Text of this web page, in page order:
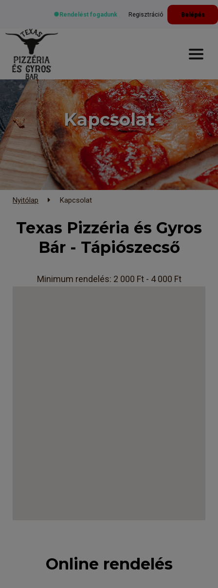
Rendelést fogadunk Regisztráció Belépés
Kapcsolat
Nyitólap Kapcsolat
Texas Pizzéria és Gyros
Bár - Tápiószecső
Minimum rendelés: 2 000 Ft - 4 000 Ft
Online rendelés